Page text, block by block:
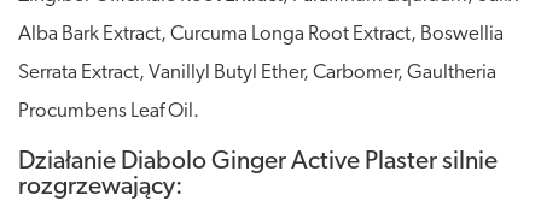
Alba Bark Extract, Curcuma Longa Root Extract, Boswellia
Serrata Extract, Vanillyl Butyl Ether, Carbomer, Gaultheria
Procumbens Leaf Oil.
Działanie Diabolo Ginger Active Plaster silnie
rozgrzewający: